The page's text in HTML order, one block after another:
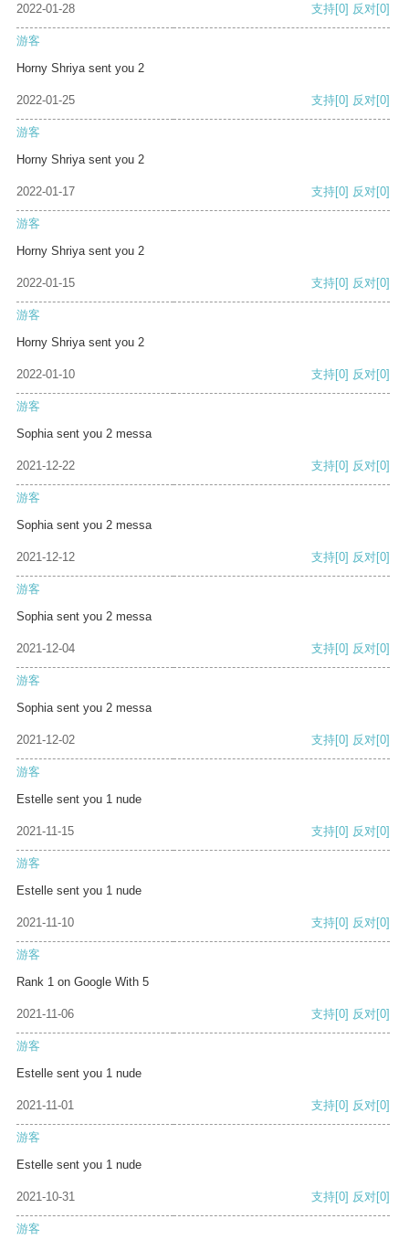
2022-01-28 支持[0] 反对[0]
游客
Horny Shriya sent you 2
2022-01-25 支持[0] 反对[0]
游客
Horny Shriya sent you 2
2022-01-17 支持[0] 反对[0]
游客
Horny Shriya sent you 2
2022-01-15 支持[0] 反对[0]
游客
Horny Shriya sent you 2
2022-01-10 支持[0] 反对[0]
游客
Sophia sent you 2 messa
2021-12-22 支持[0] 反对[0]
游客
Sophia sent you 2 messa
2021-12-12 支持[0] 反对[0]
游客
Sophia sent you 2 messa
2021-12-04 支持[0] 反对[0]
游客
Sophia sent you 2 messa
2021-12-02 支持[0] 反对[0]
游客
Estelle sent you 1 nude
2021-11-15 支持[0] 反对[0]
游客
Estelle sent you 1 nude
2021-11-10 支持[0] 反对[0]
游客
Rank 1 on Google With 5
2021-11-06 支持[0] 反对[0]
游客
Estelle sent you 1 nude
2021-11-01 支持[0] 反对[0]
游客
Estelle sent you 1 nude
2021-10-31 支持[0] 反对[0]
游客